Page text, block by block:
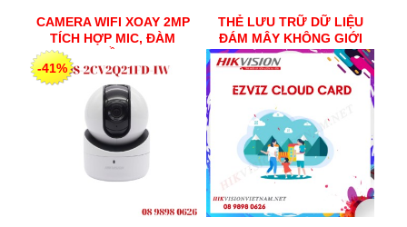
CAMERA WIFI XOAY 2MP
TÍCH HỢP MIC, ĐÀM
THOẠI 2 CHIỀU HIKVISION
DS-2CV2Q21FD-IW
-41%
THẺ LƯU TRỮ DỮ LIỆU
ĐÁM MÂY KHÔNG GIỚI
HẠN DUNG LƯỢNG
CAMERA EZVIZ